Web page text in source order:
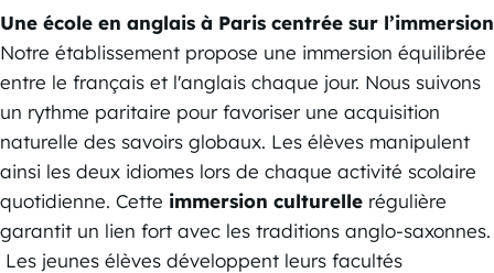
Une école en anglais à Paris centrée sur l’immersion
Notre établissement propose une immersion équilibrée
entre le français et l'anglais chaque jour. Nous suivons
un rythme paritaire pour favoriser une acquisition
naturelle des savoirs globaux. Les élèves manipulent
ainsi les deux idiomes lors de chaque activité scolaire
quotidienne. Cette immersion culturelle régulière
garantit un lien fort avec les traditions anglo-saxonnes.
Les jeunes élèves développent leurs facultés